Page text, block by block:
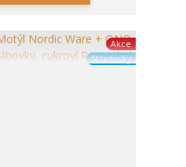
Akce
Skladovky